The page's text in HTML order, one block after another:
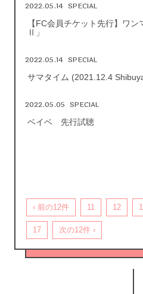
2022.05.14 SPECIAL
【FC会員チケット先行】ワ
Ⅱ」
2022.05.14 SPECIAL
サマタイム (2021.12.4
2022.05.05 SPECIAL
ベイベ 先行試聴
‹ 前の12件 11 12
17 次の12件 ›